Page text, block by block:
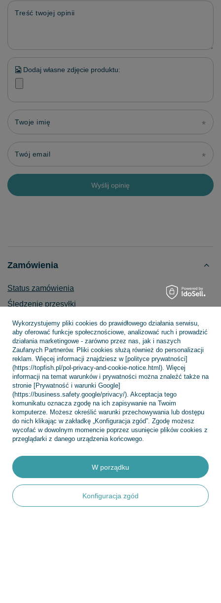
Treść twojej opinii
Dodaj własne zdjęcie produktu:
Twoje imię
Twój email
Wyślij opinię
Zamówienia
Status zamówienia
Śledzenie przesyłki
Chcę zareklamować produkt
Chcę zwrócić produkt
Chcę wymienić towar
Kontakt
Konto
INFORMACJE
Wykorzystujemy pliki cookies do prawidłowego działania serwisu,
aby oferować funkcje społecznościowe, analizować ruch i prowadzić
działania marketingowe - zarówno przez nas, jak i naszych
Zaufanych Partnerów. Pliki cookies służą również do personalizacji
reklam. Więcej informacji znajdziesz w [polityce prywatności]
(https://topfish.pl/pol-privacy-and-cookie-notice.html). Więcej
informacji na temat warunków i prywatności można znaleźć także na
stronie [Prywatność i warunki Google]
(https://business.safety.google/privacy/). Akceptacja tego
komunikatu oznacza zgodę na ich zapisywanie na Twoim
komputerze. Możesz określić warunki przechowywania lub dostępu
do nich klikając w zakładkę „Konfiguracja zgód”. Zgodę możesz
wycofać w dowolnym momencie poprzez usunięcie plików cookies z
przeglądarki z danego urządzenia końcowego.
Konfiguracja zgód
W porządku